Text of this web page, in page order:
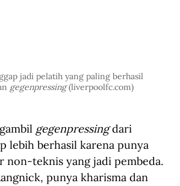
jadi pelatih yang paling berhasil
gegenpressing (liverpoolfc.com)
gegenpressing dari
lebih berhasil karena punya
non-teknis yang jadi pembeda.
punya kharisma dan